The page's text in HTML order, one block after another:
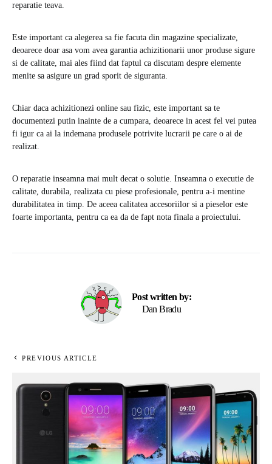
reparatie teava.
Este important ca alegerea sa fie facuta din magazine specializate,
deoarece doar asa vom avea garantia achizitionarii unor produse sigure
si de calitate, mai ales fiind dat faptul ca discutam despre elemente
menite sa asigure un grad sporit de siguranta.
Chiar daca achizitionezi online sau fizic, este important sa te
documentezi putin inainte de a cumpara, deoarece in acest fel vei putea
fi igur ca ai la indemana produsele potrivite lucrarii pe care o ai de
realizat.
O reparatie inseamna mai mult decat o solutie. Inseamna o executie de
calitate, durabila, realizata cu piese profesionale, pentru a-i mentine
durabilitatea in timp. De aceea calitatea accesoriilor si a pieselor este
foarte importanta, pentru ca ea da de fapt nota finala a proiectului.
Post written by:
Dan Bradu
PREVIOUS ARTICLE